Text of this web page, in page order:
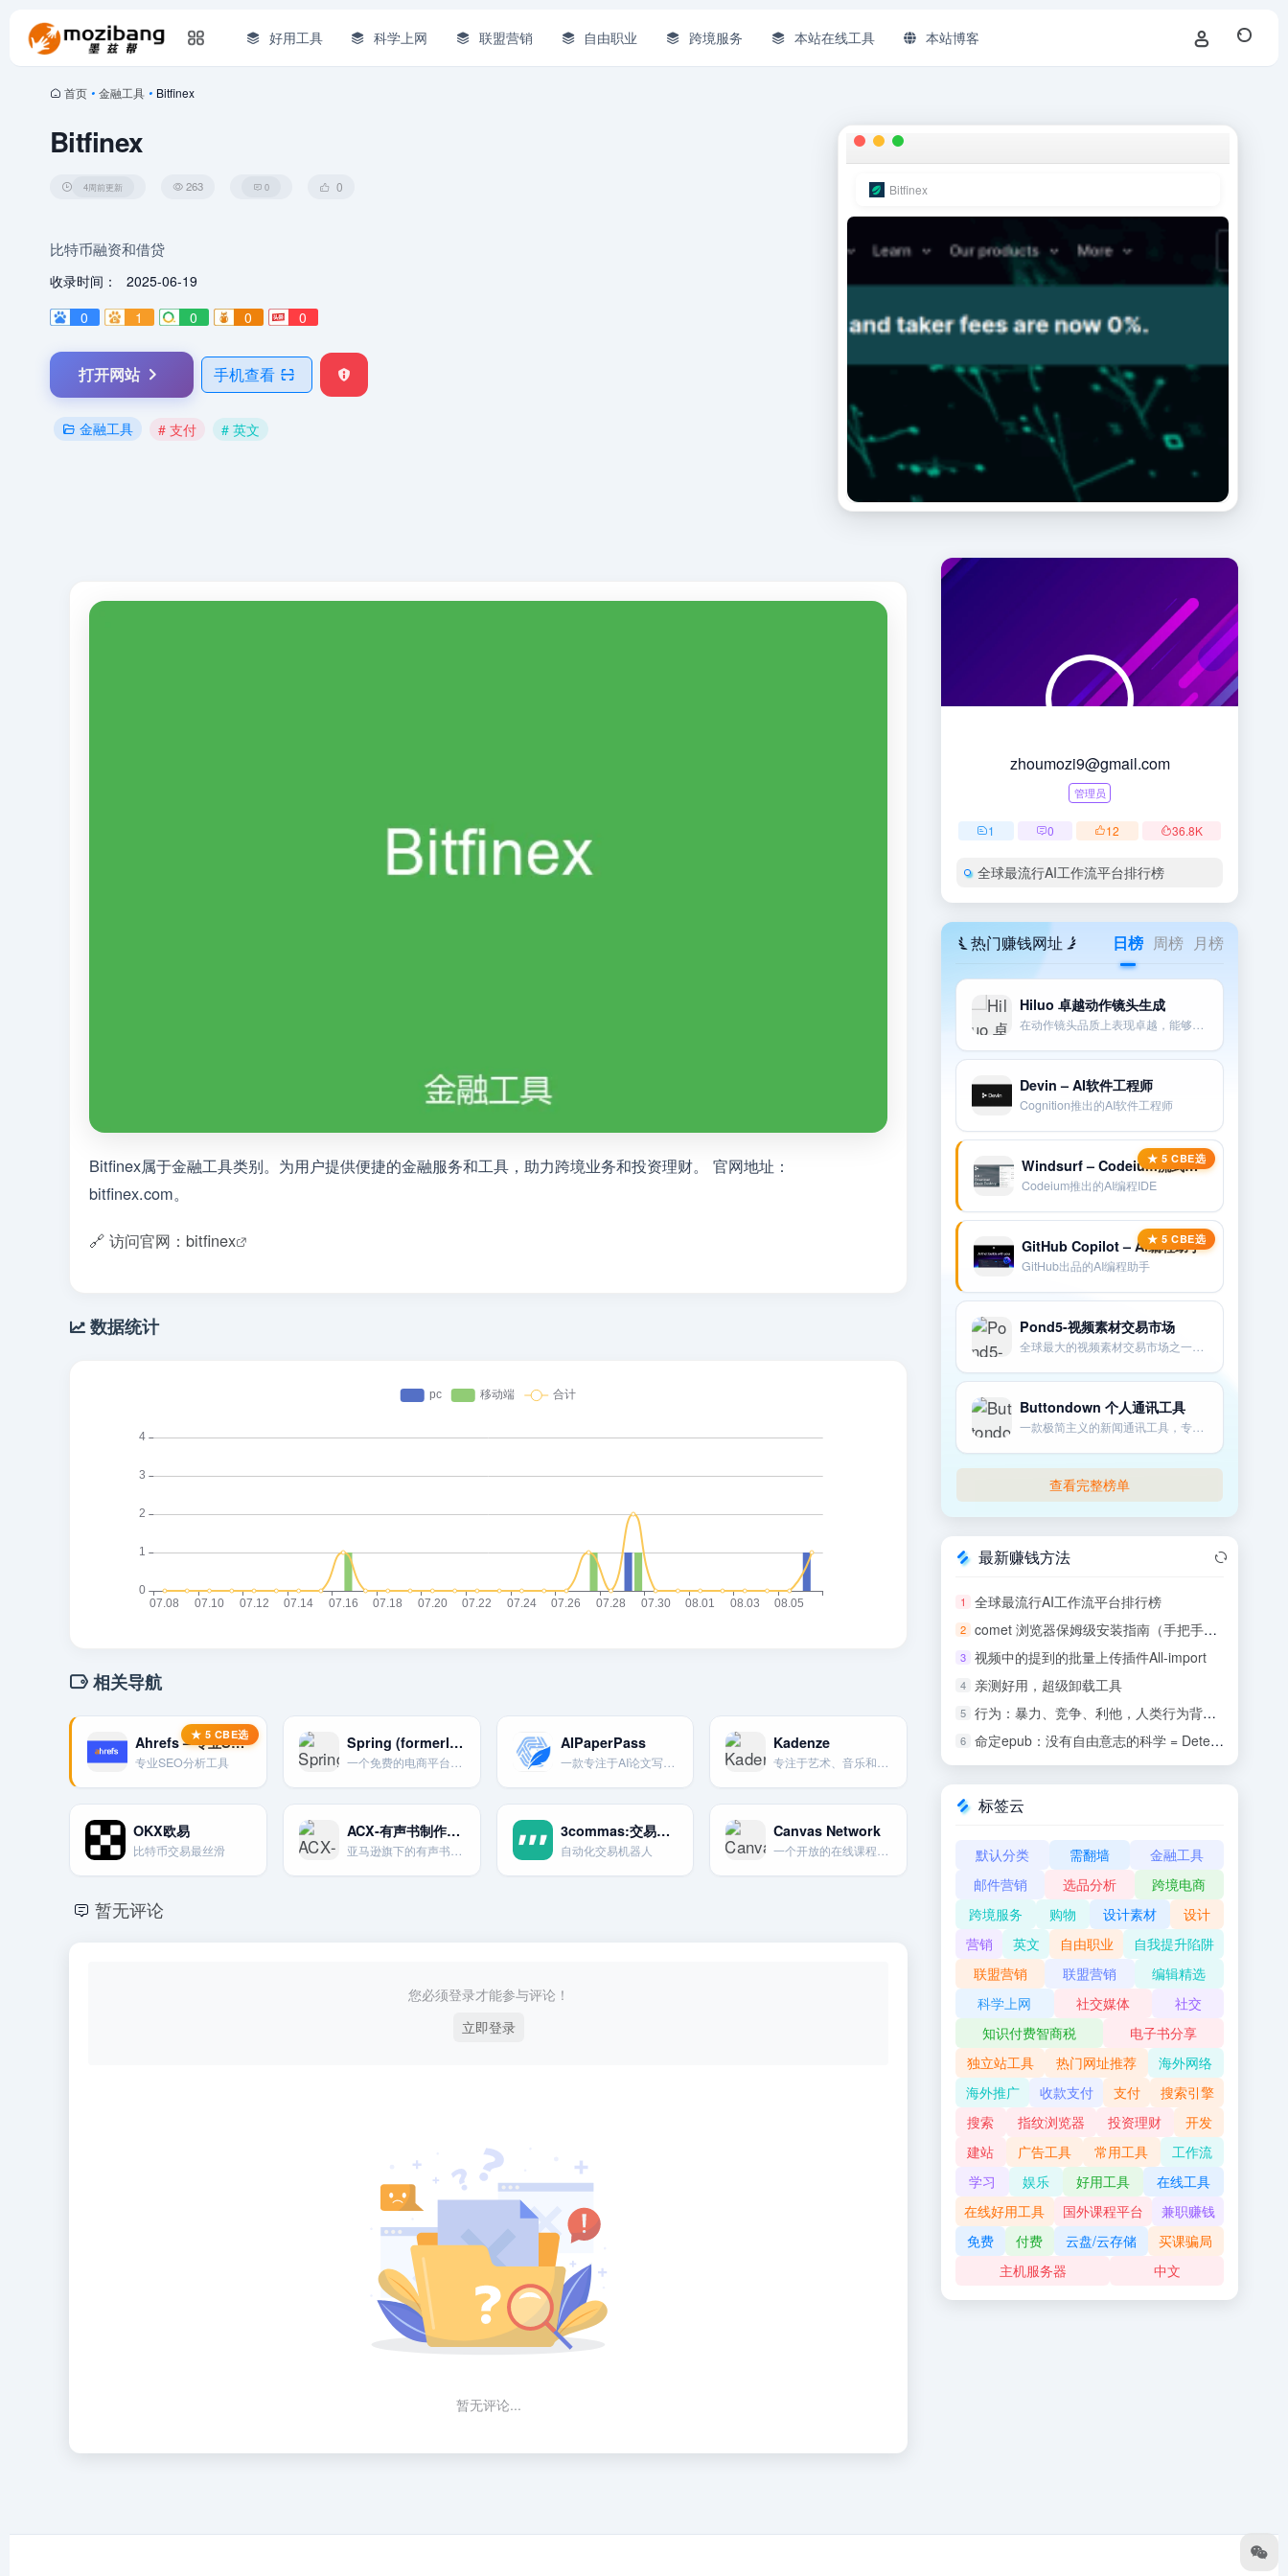
好用工具 科学上网 联盟营销 自由职业 跨境服务 本站在线工具 本站博客
首页 • 金融工具 • Bitfinex
Bitfinex
4周前更新 263 0 0
比特币融资和借贷
收录时间：
2025-06-19
0
1 0 0 0
打开网站 手机查看
金融工具 # 支付 # 英文
Bitfinex
Bitfinex属于金融工具类别。为用户提供便捷的金融服务和工具，助力跨境业务和投资理财。 官网地址：
bitfinex.com。
🔗 访问官网：bitfinex
数据统计
相关导航
Ahrefs – 专业SEO分析
专业SEO分析工具
Spring (formerly Teespring)-电商与创作者周边
一个免费的电商平台。让创作者可以轻松设计和销售定制化的周边商品。
AIPaperPass
一款专注于AI论文写作的工具，能够快速生成包含开题报告和参考文献的完整论文。
Kadenze
专注于艺术、音乐和创意技术教育的在线学习平台。
OKX欧易
比特币交易最丝滑
ACX-有声书制作与出版
亚马逊旗下的有声书制作平台。连接作者。出版商与配音演员和制作人。
3commas:交易机器人
自动化交易机器人
Canvas Network
一个开放的在线课程平台，允许教育工作者和机构免费授课。
暂无评论
您必须登录才能参与评论！
立即登录
暂无评论...
zhoumozi9@gmail.com
管理员
1 0 12 36.8K
全球最流行AI工作流平台排行榜
热门赚钱网址 日榜 周榜 月榜
Hiluo 卓越动作镜头生成
在动作镜头品质上表现卓越，能够很好地遵循提示和相机指示。
Devin – AI软件工程师
Cognition推出的AI软件工程师
Windsurf – Codeium流式编程IDE
Codeium推出的AI编程IDE
GitHub Copilot – AI编程助手
GitHub出品的AI编程助手
Pond5-视频素材交易市场
全球最大的视频素材交易市场之一。也提供配乐。音效。图片和3D模型等。
Buttondown 个人通讯工具
一款极简主义的新闻通讯工具，专为个人创作者和技术爱好者设计。
查看完整榜单
最新赚钱方法
1 全球最流行AI工作流平台排行榜
2 comet 浏览器保姆级安装指南（手把手教你）
3 视频中的提到的批量上传插件All-import
4 亲测好用，超级卸载工具
5 行为：暴力、竞争、利他，人类行为背后的生物学 (罗伯特•萨波斯基) .epub
6 命定epub：没有自由意志的科学 = Determined: A Science of Life Without Free Will
标签云
默认分类 需翻墙
金融工具
邮件营销
选品分析
跨境电商
跨境服务
购物 设计素材
设计
营销
英文 自由职业
自我提升陷阱
联盟营销
联盟营销
编辑精选
科学上网
社交媒体
社交
知识付费智商税
电子书分享
独立站工具
热门网址推荐
海外网络
海外推广
收款支付 支付
搜索引擎
搜索
指纹浏览器 投资理财
开发
建站
广告工具 常用工具
工作流
学习
娱乐 好用工具
在线工具
在线好用工具
国外课程平台
兼职赚钱
免费
付费 云盘/云存储
买课骗局
主机服务器
中文